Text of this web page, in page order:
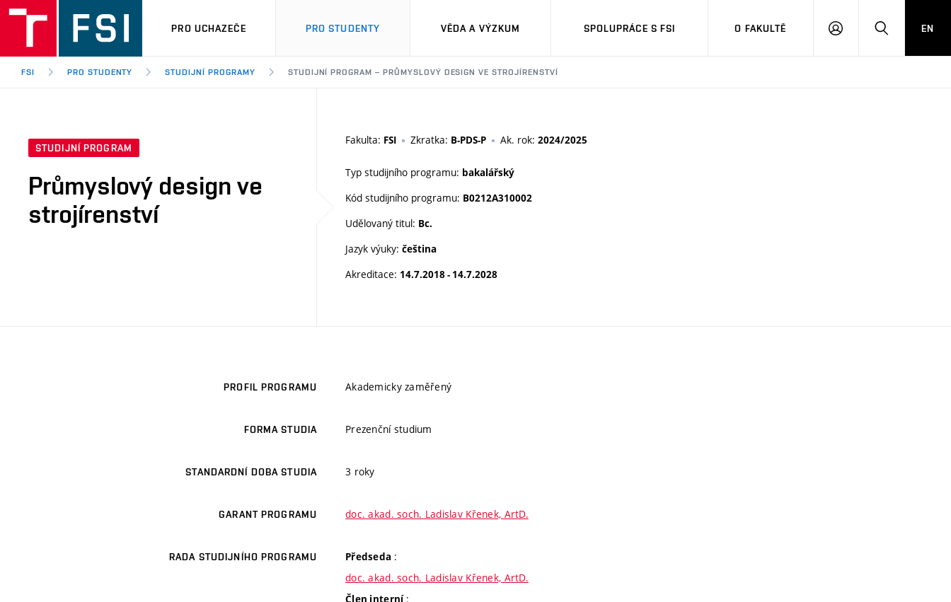
PRO UCHAZEČE PRO STUDENTY VĚDA A VÝZKUM SPOLUPRÁCE S FSI O FAKULTĚ
PŘIHLÁŠENÍHLEDAT
EN
FSI PRO STUDENTY STUDIJNÍ PROGRAMY STUDIJNÍ PROGRAM – PRŮMYSLOVÝ DESIGN VE STROJÍRENSTVÍ
STUDIJNÍ PROGRAM
Průmyslový design ve
strojírenství
Fakulta: FSI Zkratka: B-PDS-P Ak. rok: 2024/2025
Typ studijního programu: bakalářský
Kód studijního programu: B0212A310002
Udělovaný titul: Bc.
Jazyk výuky: čeština
Akreditace: 14.7.2018 - 14.7.2028
PROFIL PROGRAMU Akademicky zaměřený
FORMA STUDIA Prezenční studium
STANDARDNÍ DOBA STUDIA 3 roky
GARANT PROGRAMU doc. akad. soch. Ladislav Křenek, ArtD.
RADA STUDIJNÍHO PROGRAMU Předseda :
doc. akad. soch. Ladislav Křenek, ArtD.
Člen interní :